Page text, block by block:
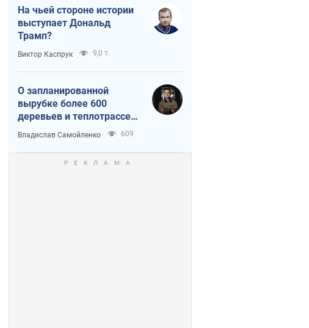
На чьей стороне истории
выступает Дональд
Трамп?
Виктор Каспрук 9,0 т.
О запланированной
вырубке более 600
деревьев и теплотрассе:
что происходит на
Теремках в Киеве
Владислав Самойленко 609